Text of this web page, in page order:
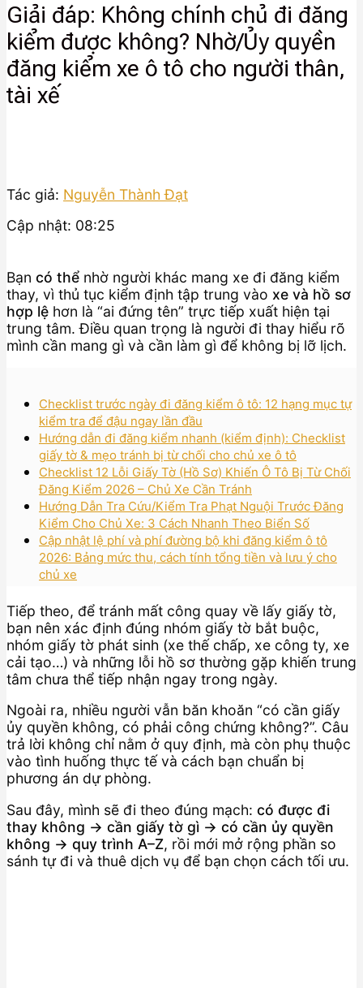
Giải đáp: Không chính chủ đi đăng
kiểm được không? Nhờ/Ủy quyền
đăng kiểm xe ô tô cho người thân,
tài xế
Tác giả: Nguyễn Thành Đạt
Cập nhật: 08:25
Bạn có thể nhờ người khác mang xe đi đăng kiểm
thay, vì thủ tục kiểm định tập trung vào xe và hồ sơ
hợp lệ hơn là “ai đứng tên” trực tiếp xuất hiện tại
trung tâm. Điều quan trọng là người đi thay hiểu rõ
mình cần mang gì và cần làm gì để không bị lỡ lịch.
Checklist trước ngày đi đăng kiểm ô tô: 12 hạng mục tự
kiểm tra để đậu ngay lần đầu
Hướng dẫn đi đăng kiểm nhanh (kiểm định): Checklist
giấy tờ & mẹo tránh bị từ chối cho chủ xe ô tô
Checklist 12 Lỗi Giấy Tờ (Hồ Sơ) Khiến Ô Tô Bị Từ Chối
Đăng Kiểm 2026 – Chủ Xe Cần Tránh
Hướng Dẫn Tra Cứu/Kiểm Tra Phạt Nguội Trước Đăng
Kiểm Cho Chủ Xe: 3 Cách Nhanh Theo Biển Số
Cập nhật lệ phí và phí đường bộ khi đăng kiểm ô tô
2026: Bảng mức thu, cách tính tổng tiền và lưu ý cho
chủ xe
Tiếp theo, để tránh mất công quay về lấy giấy tờ,
bạn nên xác định đúng nhóm giấy tờ bắt buộc,
nhóm giấy tờ phát sinh (xe thế chấp, xe công ty, xe
cải tạo…) và những lỗi hồ sơ thường gặp khiến trung
tâm chưa thể tiếp nhận ngay trong ngày.
Ngoài ra, nhiều người vẫn băn khoăn “có cần giấy
ủy quyền không, có phải công chứng không?”. Câu
trả lời không chỉ nằm ở quy định, mà còn phụ thuộc
vào tình huống thực tế và cách bạn chuẩn bị
phương án dự phòng.
Sau đây, mình sẽ đi theo đúng mạch: có được đi
thay không → cần giấy tờ gì → có cần ủy quyền
không → quy trình A–Z, rồi mới mở rộng phần so
sánh tự đi và thuê dịch vụ để bạn chọn cách tối ưu.